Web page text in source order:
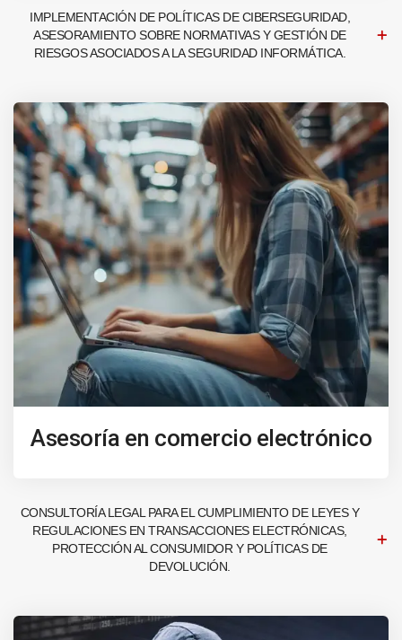
IMPLEMENTACIÓN DE POLÍTICAS DE CIBERSEGURIDAD,
ASESORAMIENTO SOBRE NORMATIVAS Y GESTIÓN DE
RIESGOS ASOCIADOS A LA SEGURIDAD INFORMÁTICA.
Asesoría en comercio electrónico
CONSULTORÍA LEGAL PARA EL CUMPLIMIENTO DE LEYES Y
REGULACIONES EN TRANSACCIONES ELECTRÓNICAS,
PROTECCIÓN AL CONSUMIDOR Y POLÍTICAS DE
DEVOLUCIÓN.